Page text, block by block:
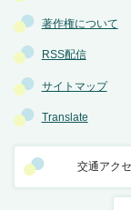
著作権について
RSS配信
サイトマップ
Translate
交通アク